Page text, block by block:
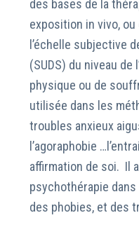
des bases de la
exposition in vivo,
l’échelle subjective
(SUDS) du niveau
physique ou de
utilisée dans les
troubles anxieux
l’agoraphobie
affirmation de soi. Il
psychothérapie
des phobies, et des